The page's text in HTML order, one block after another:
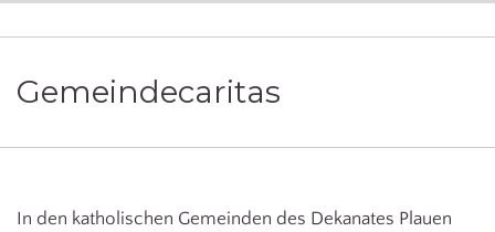
Gemeindecaritas
In den katholischen Gemeinden des Dekanates Plauen